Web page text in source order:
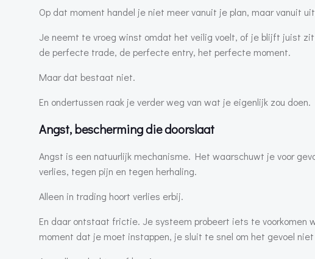
Op dat moment handel je niet meer vanuit je plan, maar vanuit
Je neemt te vroeg winst omdat het veilig voelt, of je blijft juist
de perfecte trade, de perfecte entry, het perfecte moment.
Maar dat bestaat niet.
En ondertussen raak je verder weg van wat je eigenlijk zou doen.
Angst, bescherming die doorslaat
Angst is een natuurlijk mechanisme. Het waarschuwt je voor
verlies, tegen pijn en tegen herhaling.
Alleen in trading hoort verlies erbij.
En daar ontstaat frictie. Je systeem probeert iets te
moment dat je moet instappen, je sluit te snel om het gevoel